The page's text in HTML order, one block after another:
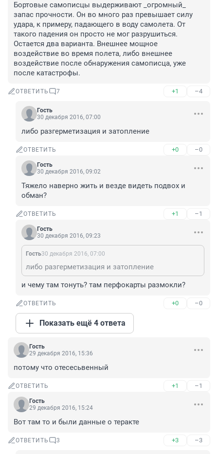
Бортовые самописцы выдерживают _огромный_
запас прочности. Он во много раз превышает силу
удара, к примеру, падающего в воду самолета. От
такого падения он просто не мог разрушиться.
Остается два варианта. Внешнее мощное
воздействие во время полета, либо внешнее
воздействие после обнаружения самописца, уже
после катастрофы.
ОТВЕТИТЬ 7 +1 –4
Гость
30 декабря 2016, 07:00
либо разгерметизация и затопление
ОТВЕТИТЬ +0 –0
Гость
30 декабря 2016, 09:02
Тяжело наверно жить и везде видеть подвох и
обман?
ОТВЕТИТЬ +1 –1
Гость
30 декабря 2016, 09:23
Гость30 декабря 2016, 07:00
либо разгерметизация и затопление
и чему там тонуть? там перфокарты размокли?
ОТВЕТИТЬ +0 –0
Показать ещё 4 ответа
Гость
29 декабря 2016, 15:36
потому что отесесьвенный
ОТВЕТИТЬ +1 –1
Гость
29 декабря 2016, 15:24
Вот там то и были данные о теракте
ОТВЕТИТЬ 3 +3 –3